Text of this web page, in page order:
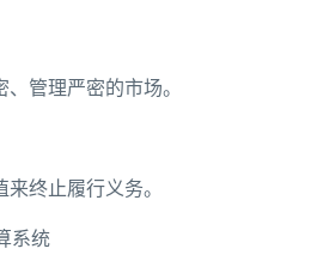
管理严密的市场。
终止履行义务。
系统